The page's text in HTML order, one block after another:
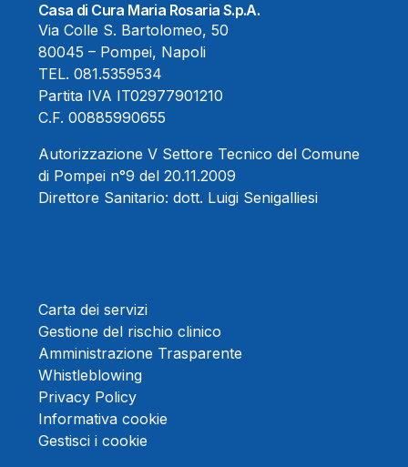
Casa di Cura Maria Rosaria S.p.A.
Via Colle S. Bartolomeo, 50
80045 – Pompei, Napoli
TEL. 081.5359534
Partita IVA IT02977901210
C.F. 00885990655
Autorizzazione V Settore Tecnico del Comune
di Pompei n°9 del 20.11.2009
Direttore Sanitario: dott. Luigi Senigalliesi
Carta dei servizi
Gestione del rischio clinico
Amministrazione Trasparente
Whistleblowing
Privacy Policy
Informativa cookie
Gestisci i cookie